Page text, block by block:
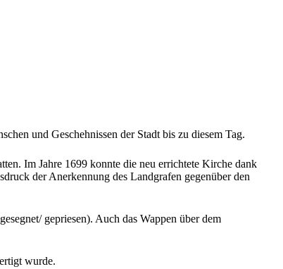
und Geschehnissen der Stadt bis zu diesem Tag.
Im Jahre 1699 konnte die neu errichtete Kirche dank
der Anerkennung des Landgrafen gegenüber den
gepriesen). Auch das Wappen über dem
wurde.